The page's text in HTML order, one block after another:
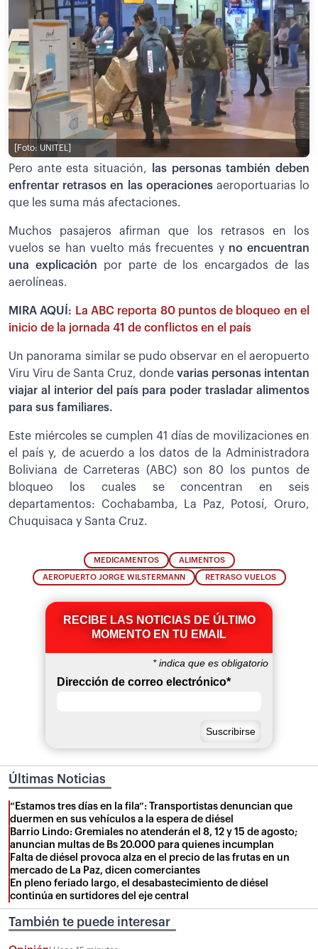
[Foto: UNITEL]
Pero ante esta situación, las personas también deben
enfrentar retrasos en las operacionesaeroportuarias lo
que les suma más afectaciones.
Muchos pasajeros afirman que los retrasos en los
vuelos se han vuelto más frecuentes y no encuentran
una explicación por parte de los encargados de las
aerolíneas.
MIRA AQUÍ: La ABC reporta 80 puntos de bloqueo en el
inicio de la jornada 41 de conflictos en el país
Un panorama similar se pudo observar en el aeropuerto
Viru Viru de Santa Cruz, donde varias personas intentan
viajar al interior del país para poder trasladar alimentos
para sus familiares.
Este miércoles se cumplen 41 días de movilizaciones en
el país y, de acuerdo a los datos de la Administradora
Boliviana de Carreteras (ABC) son 80 los puntos de
bloqueo los cuales se concentran en seis
departamentos: Cochabamba, La Paz, Potosí, Oruro,
Chuquisaca y Santa Cruz.
MEDICAMENTOS ALIMENTOS
AEROPUERTO JORGE WILSTERMANN RETRASO VUELOS
RECIBE LAS NOTICIAS DE ÚLTIMO
MOMENTO EN TU EMAIL
*indica que es obligatorio
Dirección de correo electrónico*
Últimas Noticias
“Estamos tres días en la fila”: Transportistas denuncian que
duermen en sus vehículos a la espera de diésel
Barrio Lindo: Gremiales no atenderán el 8, 12 y 15 de agosto;
anuncian multas de Bs 20.000 para quienes incumplan
Falta de diésel provoca alza en el precio de las frutas en un
mercado de La Paz, dicen comerciantes
En pleno feriado largo, el desabastecimiento de diésel
continúa en surtidores del eje central
También te puede interesar